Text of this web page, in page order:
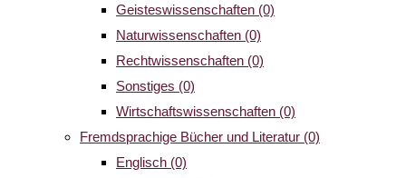
Geisteswissenschaften (0)
Naturwissenschaften (0)
Rechtwissenschaften (0)
Sonstiges (0)
Wirtschaftswissenschaften (0)
Fremdsprachige Bücher und Literatur (0)
Englisch (0)